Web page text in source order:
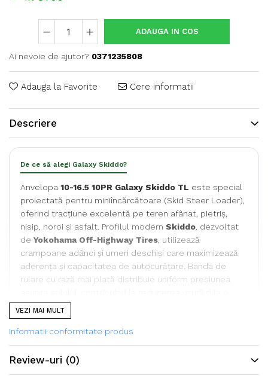
ADAUGA IN COS
Ai nevoie de ajutor? 0371235808
Adauga la Favorite Cere informatii
Descriere
De ce să alegi Galaxy Skiddo?
Anvelopa 10-16.5 10PR Galaxy Skiddo TL este special
proiectată pentru miniîncărcătoare (Skid Steer Loader),
oferind tracțiune excelentă pe teren afânat, pietriș,
nisip, noroi și asfalt. Profilul modern Skiddo , dezvoltat
de Yokohama Off-Highway Tires , utilizează
crampoane adânci și umeri deschiși care maximizează
aderența și capacitatea de autocurățare. Banda de
rulare cu rază mai plată distribuie uniform presiunea
durată de exploatare mai mare. Construcția Heavy Duty
cu 10PR oferă rezistență ridicată la sarcini și la
solicitările specifice miniîncărcătoarelor.
Specificații tehnice
VEZI MAI MULT
Informatii conformitate produs
Review-uri (0)